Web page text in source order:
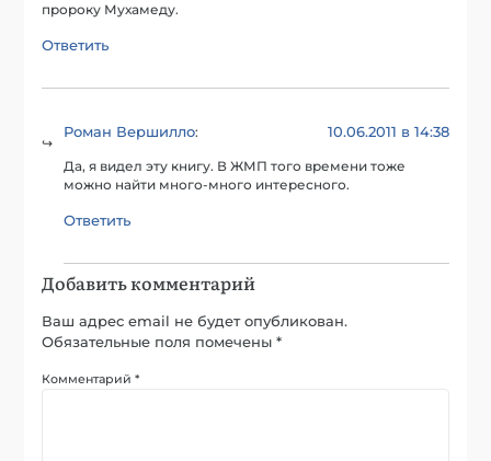
пророку Мухамеду.
Ответить
Роман Вершилло: 10.06.2011 в 14:38
Да, я видел эту книгу. В ЖМП того времени тоже
можно найти много-много интересного.
Ответить
Добавить комментарий
Ваш адрес email не будет опубликован.
Обязательные поля помечены*
Комментарий*